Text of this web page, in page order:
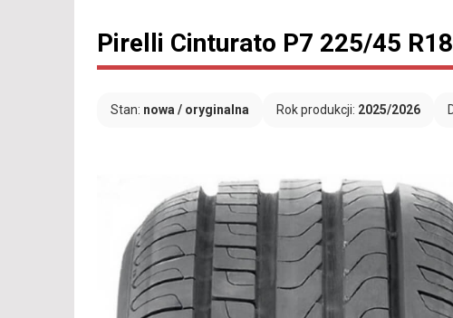
Pirelli Cinturato P7 225/45
Stan: nowa / oryginalna Rok produkcji: 2025/2026